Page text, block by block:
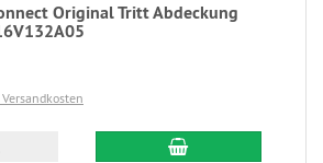
Original Tritt Abdeckung